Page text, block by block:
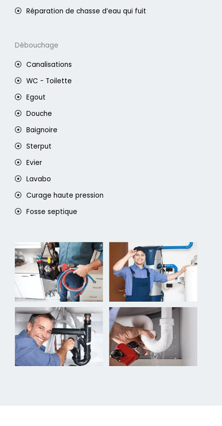
Réparation de chasse d’eau qui fuit
Débouchage
Canalisations
WC - Toilette
Egout
Douche
Baignoire
Sterput
Evier
Lavabo
Curage haute pression
Fosse septique